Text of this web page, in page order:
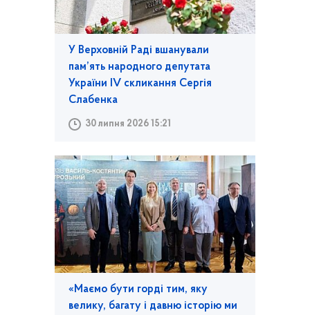
У Верховній Раді вшанували
пам’ять народного депутата
України IV скликання Сергія
Слабенка
30 липня 2026 15:21
«Маємо бути горді тим, яку
велику, багату і давню історію ми